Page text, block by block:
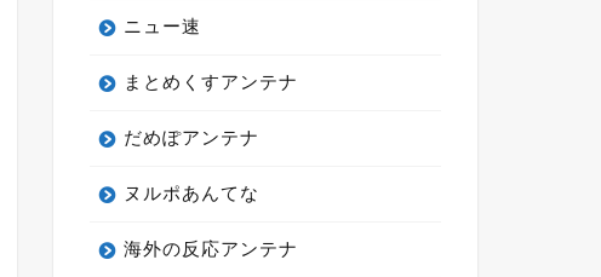
ニュー速
まとめくすアンテナ
だめぽアンテナ
ヌルポあんてな
海外の反応アンテナ